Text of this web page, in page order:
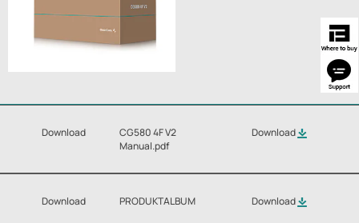
Download
CG580 4F V2
Manual.pdf
Download
Download PRODUKTALBUM Download